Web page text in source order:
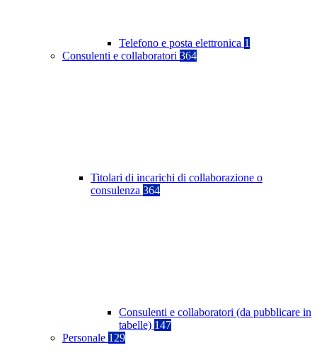
Telefono e posta elettronica 1
Consulenti e collaboratori 364
Titolari di incarichi di collaborazione o
consulenza 364
Consulenti e collaboratori (da pubblicare in
tabelle) 147
Personale 129